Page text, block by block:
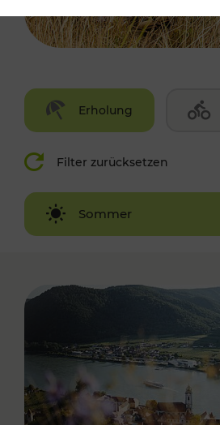
Erholung
Filter zurücksetzen
Sommer
Winter